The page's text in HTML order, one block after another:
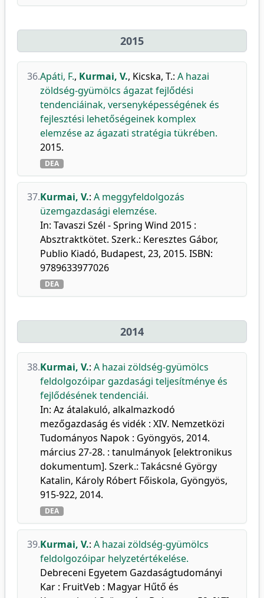
2015
36.Apáti, F., Kurmai, V., Kicska, T.: A hazai
zöldség-gyümölcs ágazat fejlődési
tendenciáinak, versenyképességének és
fejlesztési lehetőségeinek komplex
elemzése az ágazati stratégia tükrében.
2015.
DEA
37.Kurmai, V.: A meggyfeldolgozás
üzemgazdasági elemzése.
In: Tavaszi Szél - Spring Wind 2015 :
Absztraktkötet. Szerk.: Keresztes Gábor,
Publio Kiadó, Budapest, 23, 2015. ISBN:
9789633977026
DEA
2014
38.Kurmai, V.: A hazai zöldség-gyümölcs
feldolgozóipar gazdasági teljesítménye és
fejlődésének tendenciái.
In: Az átalakuló, alkalmazkodó
mezőgazdaság és vidék : XIV. Nemzetközi
Tudományos Napok : Gyöngyös, 2014.
március 27-28. : tanulmányok [elektronikus
dokumentum]. Szerk.: Takácsné György
Katalin, Károly Róbert Főiskola, Gyöngyös,
915-922, 2014.
DEA
39.Kurmai, V.: A hazai zöldség-gyümölcs
feldolgozóipar helyzetértékelése.
Debreceni Egyetem Gazdaságtudományi
Kar : FruitVeb : Magyar Hűtő és